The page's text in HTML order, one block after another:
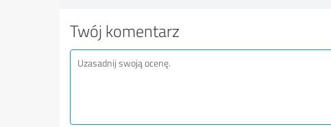
Twój komentarz